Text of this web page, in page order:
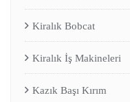
Kiralık Bobcat
Kiralık İş Makineleri
Kazık Başı Kırım